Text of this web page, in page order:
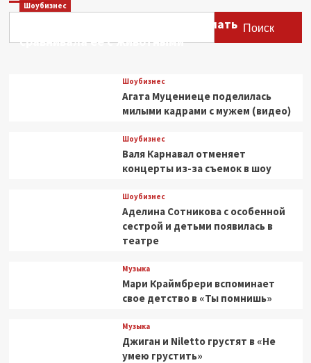
Поиск
Шоубизнес
Этери Тутберидзе заявила, что мать
сравнивала ее с животными
Шоубизнес
Агата Муцениеце поделилась
милыми кадрами с мужем (видео)
Шоубизнес
Валя Карнавал отменяет
концерты из-за съемок в шоу
Шоубизнес
Аделина Сотникова с особенной
сестрой и детьми появилась в
театре
Музыка
Мари Краймбрери вспоминает
свое детство в «Ты помнишь»
Музыка
Джиган и Niletto грустят в «Не
умею грустить»